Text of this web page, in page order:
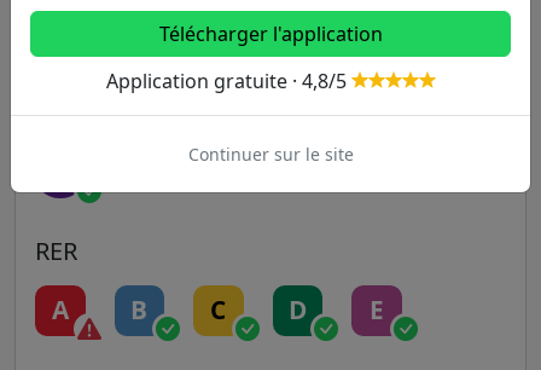
7 7B 8
10 11
RER
A B C D E
Télécharger l'application
Application gratuite · 4,8/5
Continuer sur le site